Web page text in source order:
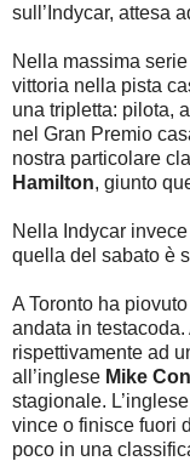
sull’Indycar, attesa
Nella massima
vittoria nella pista
una tripletta: pilota,
nel Gran Premio
nostra particolare
Hamilton, giunto
Nella Indycar
quella del sabato è
A Toronto ha
andata in
rispettivamente ad
all’inglese Mike
stagionale.
vince o finisce fuori
poco in una